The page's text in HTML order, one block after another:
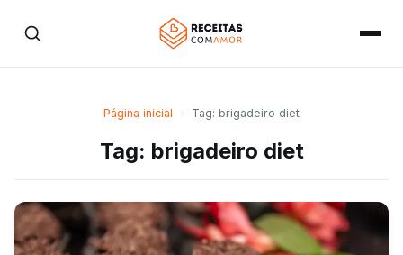
Página inicial Tag: brigadeiro diet
Tag: brigadeiro diet